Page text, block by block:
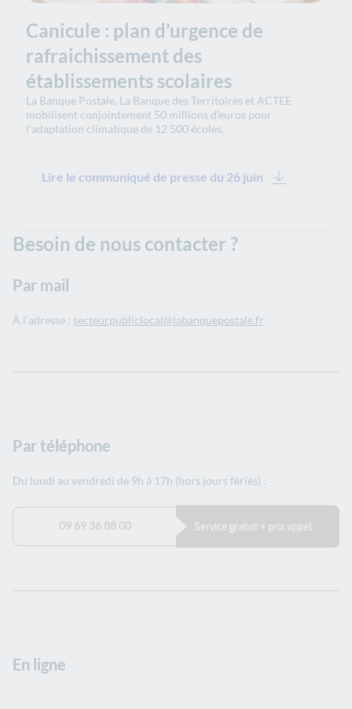
Canicule : plan d’urgence de
rafraichissement des
établissements scolaires
La Banque Postale, La Banque des Territoires et ACTEE
mobilisent conjointement 50 millions d’euros pour
l’adaptation climatique de 12 500 écoles.
Lire le communiqué de presse du 26 juin
Besoin de nous contacter ?
Par mail
À l’adresse : secteurpubliclocal@labanquepostale.fr
Par téléphone
Du lundi au vendredi de 9h à 17h (hors jours fériés) :
09 69 36 88 00 Service gratuit + prix appel
En ligne